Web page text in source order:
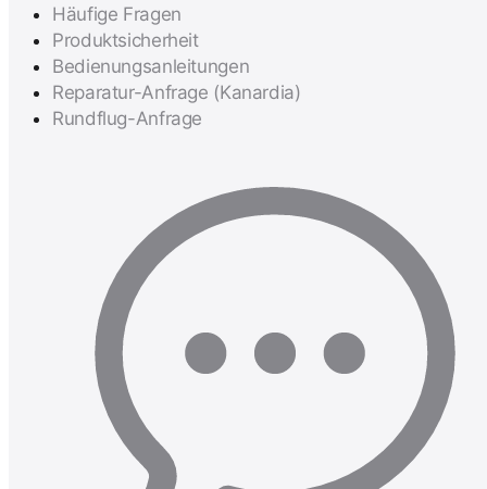
Häufige Fragen
Produktsicherheit
Bedienungsanleitungen
Reparatur-Anfrage (Kanardia)
Rundflug-Anfrage